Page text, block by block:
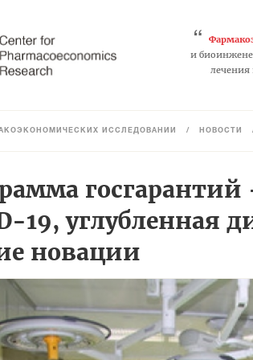
“
и
ИССЛЕДОВАНИЙ / НОВОСТИ
19, углубленная
новации